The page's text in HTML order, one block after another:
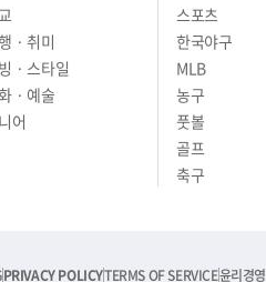
· 취미
· 스타일
· 예술
어
스포츠
한국야구
MLB
농구
풋볼
골프
축구
PRIVACY POLICYTERMS OF SERVICE윤리경영